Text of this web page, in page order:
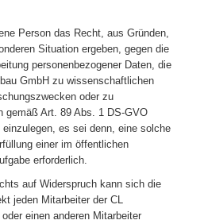
Person das Recht, aus Gründen,
Situation ergeben, gegen die
personenbezogener Daten, die
GmbH zu wissenschaftlichen
oder zu
gemäß Art. 89 Abs. 1 DS-GVO
es sei denn, eine solche
einer im öffentlichen
erforderlich.
auf Widerspruch kann sich die
jeden Mitarbeiter der CL
einen anderen Mitarbeiter